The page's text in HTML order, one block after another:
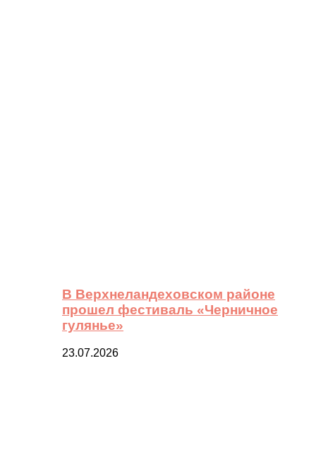
В Верхнеландеховском районе
прошел фестиваль «Черничное
гулянье»
23.07.2026